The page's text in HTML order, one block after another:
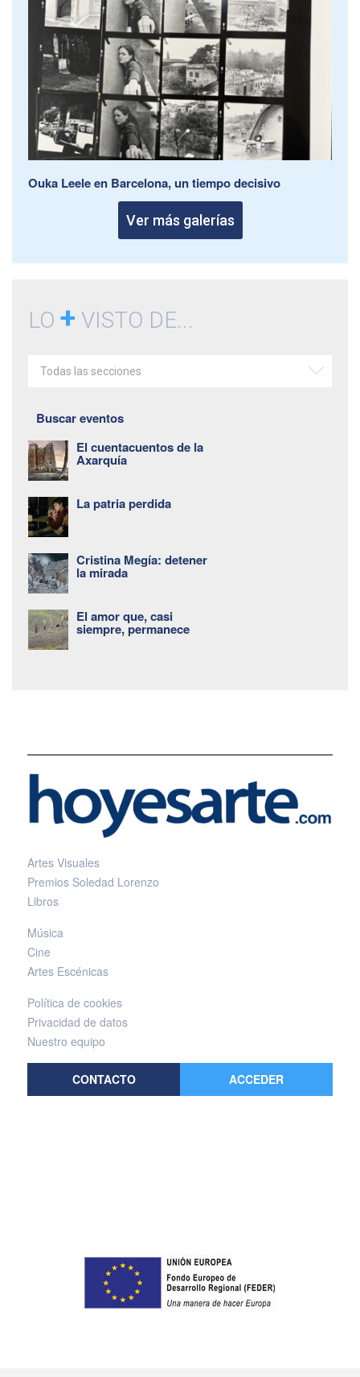
Ouka Leele en Barcelona, un tiempo decisivo
Ver más galerías
LO + VISTO DE...
Todas las secciones
Buscar eventos
El cuentacuentos de la
Axarquía
La patria perdida
Cristina Megía: detener
la mirada
El amor que, casi
siempre, permanece
Artes Visuales
Premios Soledad Lorenzo
Libros
Música
Cine
Artes Escénicas
Política de cookies
Privacidad de datos
Nuestro equipo
CONTACTO ACCEDER